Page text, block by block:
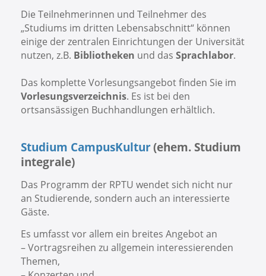
Die Teilnehmerinnen und Teilnehmer des
„Studiums im dritten Lebensabschnitt“ können
einige der zentralen Einrichtungen der Universität
nutzen, z.B. Bibliotheken und das Sprachlabor.
Das komplette Vorlesungsangebot finden Sie im
Vorlesungsverzeichnis. Es ist bei den
ortsansässigen Buchhandlungen erhältlich.
Studium CampusKultur(ehem. Studium
integrale)
Das Programm der RPTU wendet sich nicht nur
an Studierende, sondern auch an interessierte
Gäste.
Es umfasst vor allem ein breites Angebot an
– Vortragsreihen zu allgemein interessierenden
Themen,